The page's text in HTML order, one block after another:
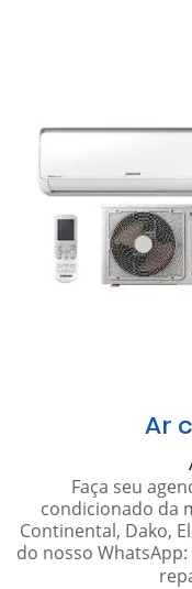
Ar
Faça seu
condicionado da
Continental, Dako,
do nosso WhatsApp: